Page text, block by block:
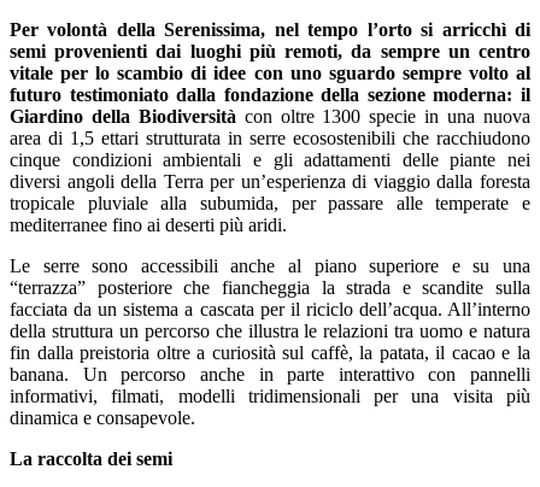
Per volontà della Serenissima, nel tempo l’orto si arricchì di
semi provenienti dai luoghi più remoti, da sempre un centro
vitale per lo scambio di idee con uno sguardo sempre volto al
futuro testimoniato dalla fondazione della sezione moderna: il
Giardino della Biodiversità con oltre 1300 specie in una nuova
area di 1,5 ettari strutturata in serre ecosostenibili che racchiudono
cinque condizioni ambientali e gli adattamenti delle piante nei
diversi angoli della Terra per un’esperienza di viaggio dalla foresta
tropicale pluviale alla subumida, per passare alle temperate e
mediterranee fino ai deserti più aridi.
Le serre sono accessibili anche al piano superiore e su una
“terrazza” posteriore che fiancheggia la strada e scandite sulla
facciata da un sistema a cascata per il riciclo dell’acqua. All’interno
della struttura un percorso che illustra le relazioni tra uomo e natura
fin dalla preistoria oltre a curiosità sul caffè, la patata, il cacao e la
banana. Un percorso anche in parte interattivo con pannelli
informativi, filmati, modelli tridimensionali per una visita più
dinamica e consapevole.
La raccolta dei semi